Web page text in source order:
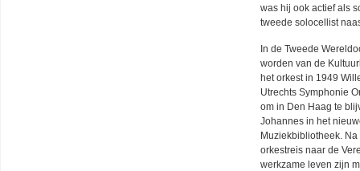
was hij ook actief als
tweede solocellist
In de Tweede
worden van de
het orkest in 1949
Utrechts Symphonie
om in Den Haag te
Johannes in het
Muziekbibliotheek.
orkestreis naar de
werkzame leven zijn